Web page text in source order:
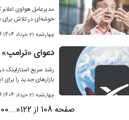
مدیرعامل هواوی
خوشه‌ای در تلاش برای
چهارشنبه 21 خرداد 1404
دعوای
رشد سریع استارلینک
بازارهای جدید را
چهارشنبه 21 خرداد 1404
صفحه 108 از 122 «
...